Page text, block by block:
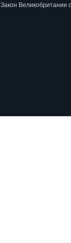
Закон Великобритании